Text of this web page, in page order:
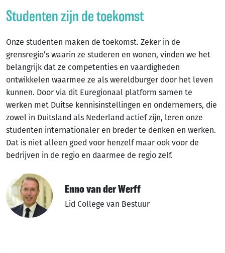
Studenten zijn de toekomst
Onze studenten maken de toekomst. Zeker in de
grensregio’s waarin ze studeren en wonen, vinden we het
belangrijk dat ze competenties en vaardigheden
ontwikkelen waarmee ze als wereldburger door het leven
kunnen. Door via dit Euregionaal platform samen te
werken met Duitse kennisinstellingen en ondernemers, die
zowel in Duitsland als Nederland actief zijn, leren onze
studenten internationaler en breder te denken en werken.
Dat is niet alleen goed voor henzelf maar ook voor de
bedrijven in de regio en daarmee de regio zelf.
Enno van der Werff
Lid College van Bestuur